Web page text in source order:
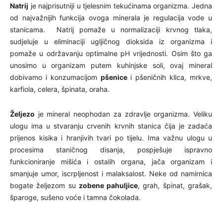
Natrij je najprisutniji u tjelesnim tekućinama organizma. Jedna
od najvažnijih funkcija ovoga minerala je regulacija vode u
stanicama. Natrij pomaže u normalizaciji krvnog tlaka,
sudjeluje u eliminaciji ugljičnog dioksida iz organizma i
pomaže u održavanju optimalne pH vrijednosti. Osim što ga
unosimo u organizam putem kuhinjske soli, ovaj mineral
dobivamo i konzumacijom pšenicei pšeničnih klica, mrkve,
karfiola, celera, špinata, oraha.
Željezo je mineral neophodan za zdravlje organizma. Veliku
ulogu ima u stvaranju crvenih krvnih stanica čija je zadaća
prijenos kisika i hranjivih tvari po tijelu. Ima važnu ulogu u
procesima staničnog disanja, pospješuje ispravno
funkcioniranje mišića i ostalih organa, jača organizam i
smanjuje umor, iscrpljenost i malaksalost. Neke od namirnica
bogate željezom su zobene pahuljice, grah, špinat, grašak,
šparoge, sušeno voće i tamna čokolada.